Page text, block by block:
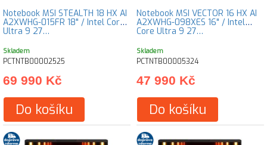
Notebook MSI STEALTH 18 HX AI
A2XWHG-015FR 18" / Intel Core
Ultra 9 27…
Skladem
PCTNTB00002525
69 990 Kč
Do košíku
Notebook MSI VECTOR 16 HX AI
A2XWHG-098XES 16" / Intel
Core Ultra 9 27…
Skladem
PCTNTB00005324
47 990 Kč
Do košíku